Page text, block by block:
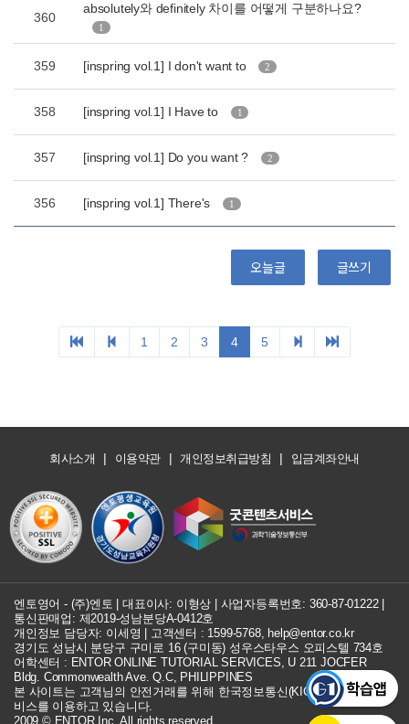
360
absolutely와 definitely 차이를 어떻게 구분하나요?
1
359 [inspring vol.1] I don't want to 2
358 [inspring vol.1] I Have to 1
357 [inspring vol.1] Do you want ? 2
356 [inspring vol.1] There's 1
오늘글 글쓰기
1 2 3 4 5
회사소개 | 이용약관 | 개인정보취급방침 | 입금계좌안내
엔토영어 - (주)엔토 | 대표이사: 이형상 | 사업자등록번호: 360-87-01222|
통신판매업: 제2019-성남분당A-0412호
개인정보 담당자: 이세영 | 고객센터 : 1599-5768, help@entor.co.kr
경기도 성남시 분당구 구미로 16 (구미동) 성우스타우스 오피스텔 734호
어학센터 : ENTOR ONLINE TUTORIAL SERVICES, U 211 JOCFER
Bldg. Commonwealth Ave. Q.C, PHILIPPINES
본 사이트는 고객님의 안전거래를 위해 한국정보통신(KICC) 구매안전 서
비스를 이용하고 있습니다.
2009 © ENTOR Inc. All rights reserved.